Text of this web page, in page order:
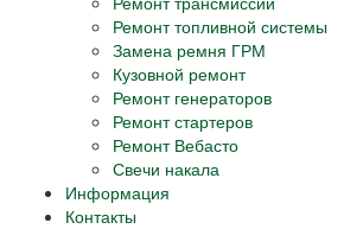
Ремонт топливной системы
Замена ремня ГРМ
Кузовной ремонт
Ремонт генераторов
Ремонт стартеров
Ремонт Вебасто
Свечи накала
Информация
Контакты